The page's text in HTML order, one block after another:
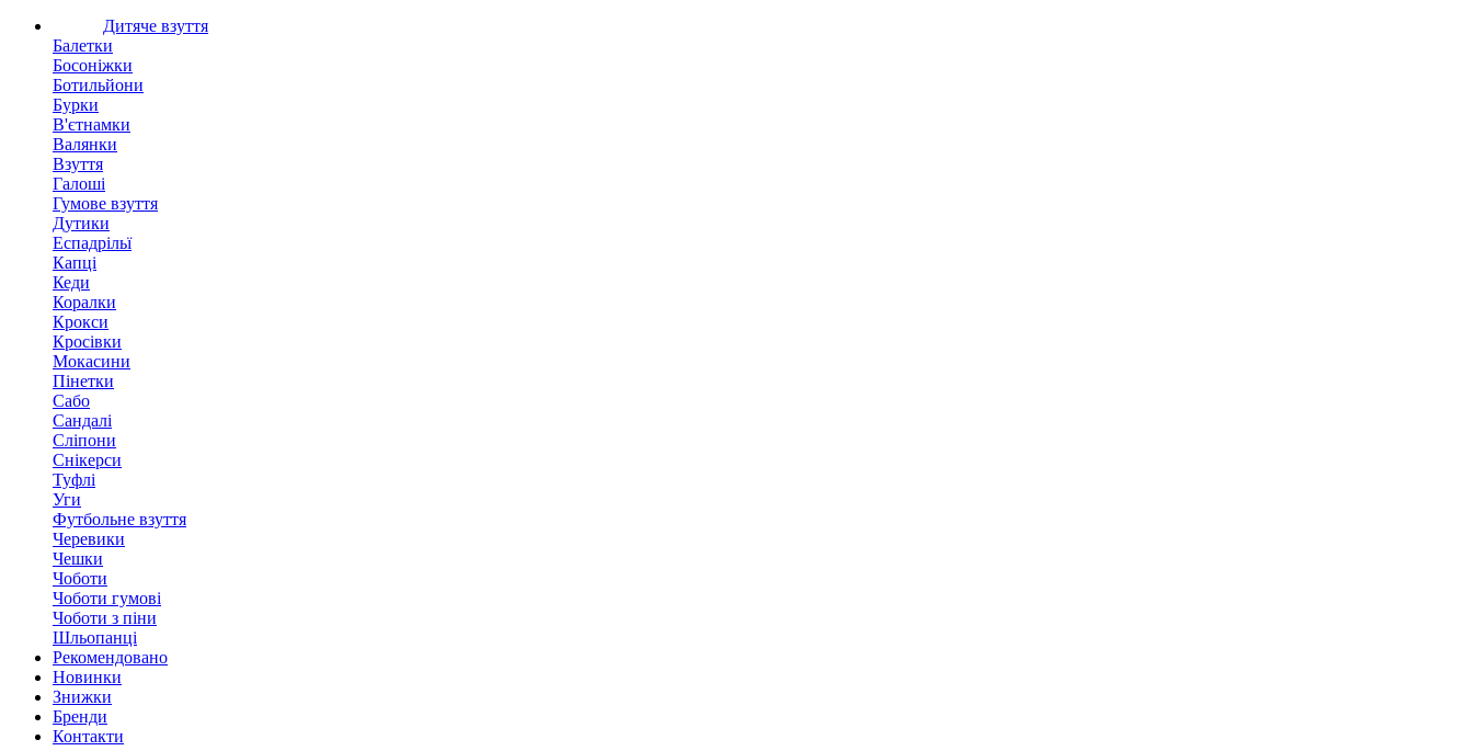
Дитяче взуття
Балетки
Босоніжки
Ботильйони
Бурки
В'єтнамки
Валянки
Взуття
Галоші
Гумове взуття
Дутики
Еспадрільї
Капці
Кеди
Коралки
Крокси
Кросівки
Мокасини
Пінетки
Сабо
Сандалі
Сліпони
Снікерси
Туфлі
Уги
Футбольне взуття
Черевики
Чешки
Чоботи
Чоботи гумові
Чоботи з піни
Шльопанці
Рекомендовано
Новинки
Знижки
Бренди
Контакти